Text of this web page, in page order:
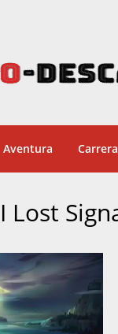
Aventura
Lost